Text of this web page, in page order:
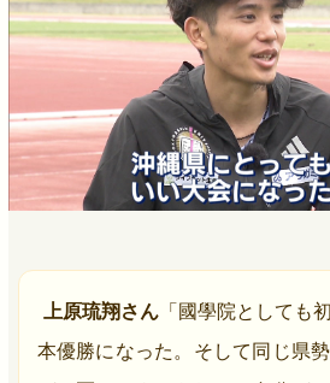
上原琉翔さん「國學院としても
本優勝になった。そして同じ県